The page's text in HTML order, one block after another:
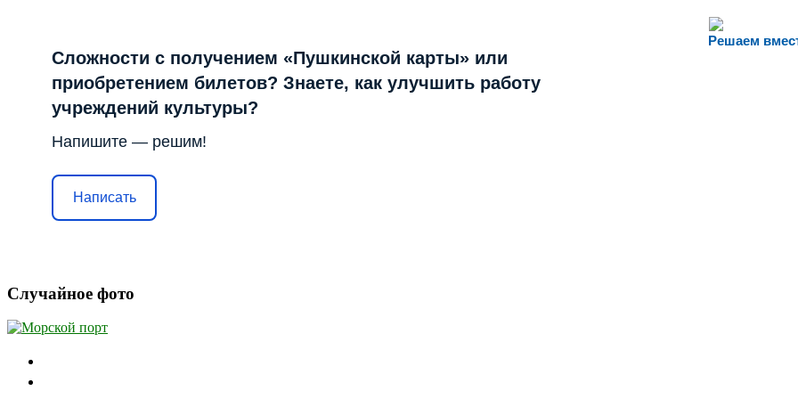
Решаем
Сложности с получением «Пушкинской карты» или
приобретением билетов? Знаете, как улучшить работу
учреждений культуры?
Напишите — решим!
Написать
Случайное фото